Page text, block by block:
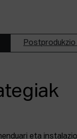
eta